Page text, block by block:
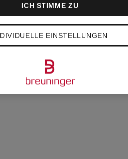
59,90 €
EINSTELLUNGEN
ICH STIMME ZU